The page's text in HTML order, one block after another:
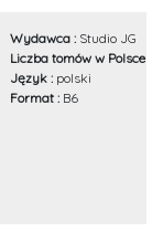
Wydawca : Studio JG
Liczba tomów w Polsce :
Język : polski
Format : B6